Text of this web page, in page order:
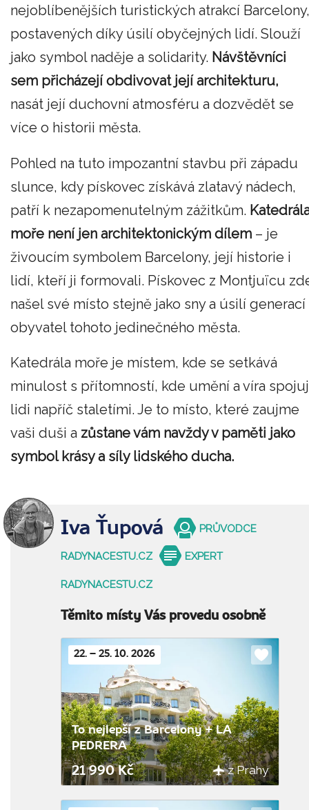
nejoblíbenějších turistických atrakcí Barcelony,
postavených díky úsilí obyčejných lidí. Slouží
jako symbol naděje a solidarity. Návštěvníci
sem přicházejí obdivovat její architekturu,
nasát její duchovní atmosféru a dozvědět se
více o historii města.
Pohled na tuto impozantní stavbu při západu
slunce, kdy pískovec získává zlatavý nádech,
patří k nezapomenutelným zážitkům.
moře není jen architektonickým dílem – je
živoucím symbolem Barcelony, její historie i
lidí, kteří ji formovali. Pískovec z Montjuïcu
našel své místo stejně jako sny a úsilí generací
obyvatel tohoto jedinečného města.
Katedrála moře je místem, kde se setkává
minulost s přítomností, kde umění a víra
lidi napříč staletími. Je to místo, které zaujme
vaši duši a zůstane vám navždy v paměti jako
symbol krásy a síly lidského ducha.
Iva Ťupová PRŮVODCE
RADYNACESTU.CZ EXPERT
RADYNACESTU.CZ
Těmito místy Vás provedu osobně
22. – 25. 10. 2026
Do
To nejlepší z Barcelony + LA
PEDRERA
21 990 Kč z Prahy